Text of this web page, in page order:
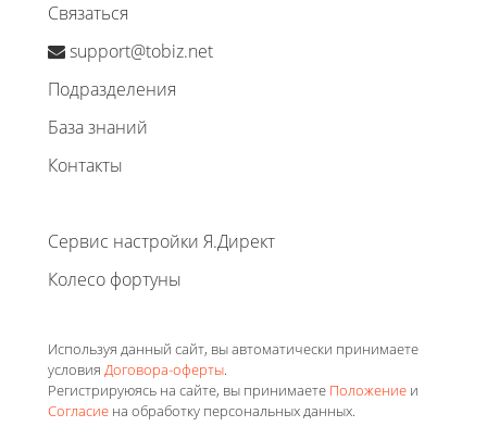
Связаться
support@tobiz.net
Подразделения
База знаний
Контакты
Сервис настройки Я.Директ
Колесо фортуны
Используя данный сайт, вы автоматически принимаете
условия Договора-оферты.
Регистрируюясь на сайте, вы принимаете Положение и
Согласие на обработку персональных данных.